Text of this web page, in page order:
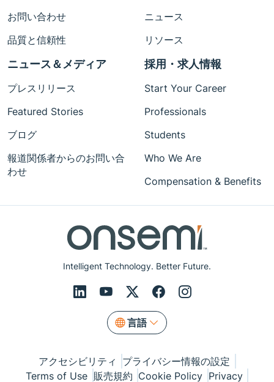
Intelligent Technology. Better Future.
言語
お問い合わせ
品質と信頼性
ニュース
リソース
ニュース＆メディア
プレスリリース
Featured Stories
ブログ
報道関係者からのお問い合
わせ
採用・求人情報
Start Your Career
Professionals
Students
Who We Are
Compensation & Benefits
アクセシビリティ
プライバシー情報の設定
Terms of Use 販売規約 Cookie Policy Privacy